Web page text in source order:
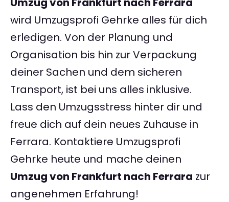
wird Umzugsprofi Gehrke alles für dich
erledigen. Von der Planung und
Organisation bis hin zur Verpackung
deiner Sachen und dem sicheren
Transport, ist bei uns alles inklusive.
Lass den Umzugsstress hinter dir und
freue dich auf dein neues Zuhause in
Ferrara. Kontaktiere Umzugsprofi
Gehrke heute und mache deinen
Umzug von Frankfurt nach Ferrara zur
angenehmen Erfahrung!